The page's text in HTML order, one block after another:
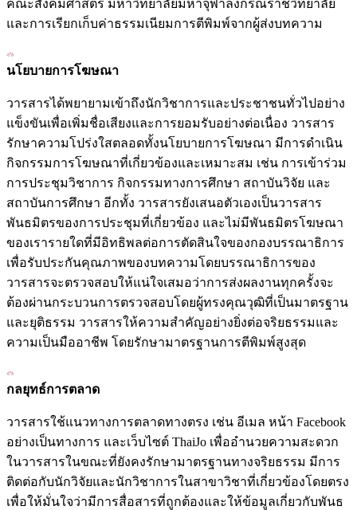
คณะสังคมศาสตร์ มหาวิทยาลัยมหาจุฬาลงกรณราชวิทยาลัย
และการเรียกเก็บค่าธรรมเนียมการตีพิมพ์จากผู้ส่งบทความ
นโยบายการโฆษณา
วารสารได้พยายามเข้าถึงนักวิชาการและประชาชนทั่วไปอย่าง
แข็งขันเพื่อเพิ่มชื่อเสียงและการยอมรับอย่างต่อเนื่อง วารสาร
รักษาความโปร่งใสตลอดทั้งนโยบายการโฆษณา มีการดำเนิน
กิจกรรมการโฆษณาที่เกี่ยวข้องและเหมาะสม เช่น การเข้าร่วม
การประชุมวิชาการ กิจกรรมทางการศึกษา สถาบันวิจัย และ
สถาบันการศึกษา อีกทั้ง วารสารยังเสนอตัวเองเป็นวารสาร
พันธมิตรของการประชุมที่เกี่ยวข้อง และไม่มีพันธมิตรโฆษณา
ของเรารายใดที่มีอิทธิพลต่อการตัดสินใจของกองบรรณาธิการ
เพื่อรับประกันคุณภาพของบทความโดยบรรณาธิการของ
วารสารจะตรวจสอบให้แน่ใจเสมอว่าการส่งผลงานทุกครั้งจะ
ต้องผ่านกระบวนการตรวจสอบโดยผู้ทรงคุณวุฒิที่เป็นมาตรฐาน
และยุติธรรม วารสารให้ความสำคัญอย่างยิ่งต่อจริยธรรมและ
ความเป็นมืออาชีพ โดยรักษามาตรฐานการตีพิมพ์สูงสุด
กลยุทธ์การตลาด
วารสารใช้แนวทางการตลาดทางตรง เช่น อีเมล หน้า Facebook
อย่างเป็นทางการ และเว็บไซต์ ThaiJo เพื่ออำนวยความสะดวก
ในวารสารในขณะที่ยังคงรักษามาตรฐานทางจริยธรรม มีการ
ติดต่อกับนักวิจัยและนักวิชาการในสาขาวิชาที่เกี่ยวข้องโดยตรง
เพื่อให้มั่นใจว่ามีการสื่อสารที่ถูกต้องและให้ข้อมูลเกี่ยวกับพันธ